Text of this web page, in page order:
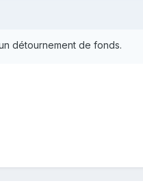
détournement de fonds.